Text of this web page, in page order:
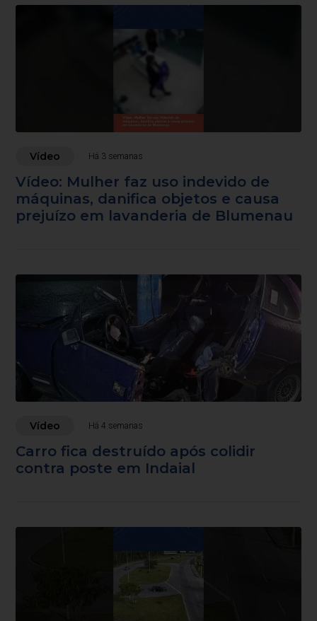
Vídeo Há 3 semanas
Vídeo: Mulher faz uso indevido de
máquinas, danifica objetos e causa
prejuízo em lavanderia de Blumenau
Vídeo Há 4 semanas
Carro fica destruído após colidir
contra poste em Indaial